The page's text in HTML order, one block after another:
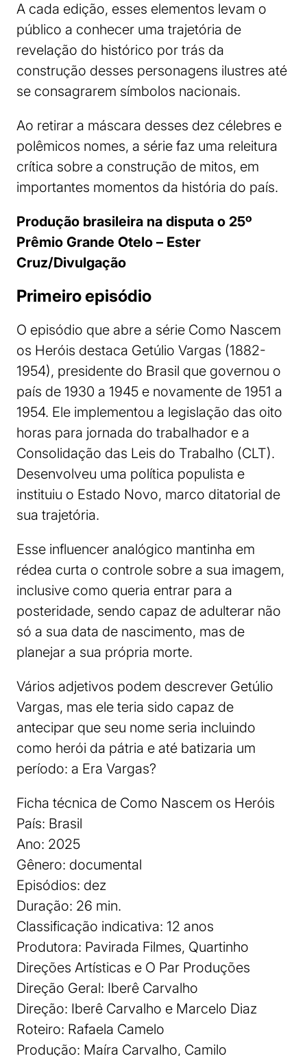
A cada edição, esses elementos levam o
público a conhecer uma trajetória de
revelação do histórico por trás da
construção desses personagens ilustres até
se consagrarem símbolos nacionais.
Ao retirar a máscara desses dez célebres e
polêmicos nomes, a série faz uma releitura
crítica sobre a construção de mitos, em
importantes momentos da história do país.
Produção brasileira na disputa o 25º
Prêmio Grande Otelo – Ester
Cruz/Divulgação
Primeiro episódio
O episódio que abre a série Como Nascem
os Heróis destaca Getúlio Vargas (1882-
1954), presidente do Brasil que governou o
país de 1930 a 1945 e novamente de 1951 a
1954. Ele implementou a legislação das oito
horas para jornada do trabalhador e a
Consolidação das Leis do Trabalho (CLT).
Desenvolveu uma política populista e
instituiu o Estado Novo, marco ditatorial de
sua trajetória.
Esse influencer analógico mantinha em
rédea curta o controle sobre a sua imagem,
inclusive como queria entrar para a
posteridade, sendo capaz de adulterar não
só a sua data de nascimento, mas de
planejar a sua própria morte.
Vários adjetivos podem descrever Getúlio
Vargas, mas ele teria sido capaz de
antecipar que seu nome seria incluindo
como herói da pátria e até batizaria um
período: a Era Vargas?
Ficha técnica de Como Nascem os Heróis
País: Brasil
Ano: 2025
Gênero: documental
Episódios: dez
Duração: 26 min.
Classificação indicativa: 12 anos
Produtora: Pavirada Filmes, Quartinho
Direções Artísticas e O Par Produções
Direção Geral: Iberê Carvalho
Direção: Iberê Carvalho e Marcelo Diaz
Roteiro: Rafaela Camelo
Produção: Maíra Carvalho, Camilo